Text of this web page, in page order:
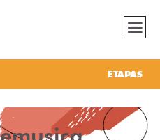
ETAPAS